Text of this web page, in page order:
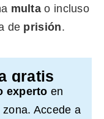
multao incluso
de prisión.
gratis
experto en
Accede a